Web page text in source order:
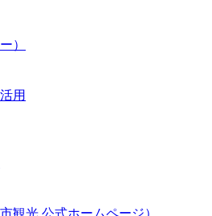
）
用
市観光 公式ホームページ）